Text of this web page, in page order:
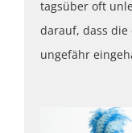
tagsüber oft
darauf, dass
ungefähr